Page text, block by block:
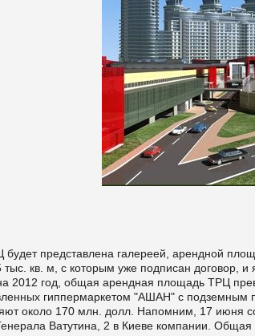
будет представлена галереей, арендной
кв. м, с которым уже подписан договор, и
2012 год, общая арендная площадь ТРЦ
гиппермаркетом "АШАН" с подземным
около 170 млн. долл. Напомним, 17 июня
Ватутина, 2 в Киеве компании.